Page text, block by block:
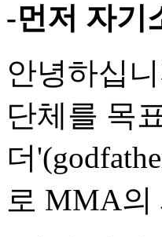
-먼저 자기
안녕하십
단체를 목
더
로 MMA의